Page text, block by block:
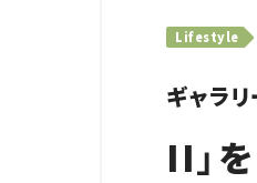
Lifestyle
ギャラリ
II」